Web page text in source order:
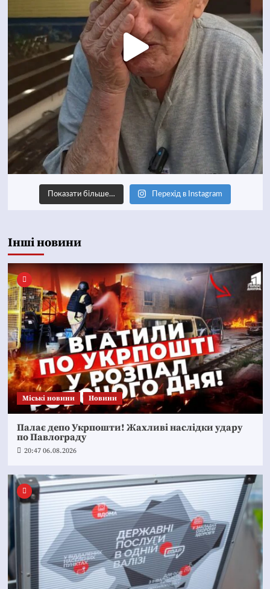
Показати більше… Перехід в Instagram
Інші новини
Mіські новини Новини
Палає депо Укрпошти! Жахливі наслідки удару
по Павлограду
20:47 06.08.2026